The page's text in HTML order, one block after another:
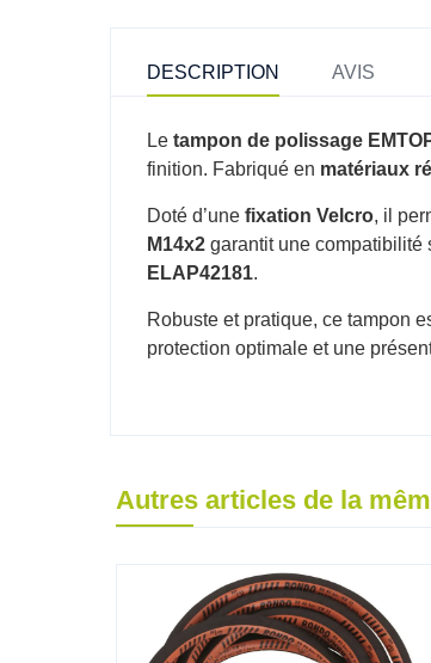
DESCRIPTION AVIS
Le tampon de polissage
finition. Fabriqué en matériaux
Doté d’une fixation Velcro, il
M14x2 garantit une compatibilité
ELAP42181.
Robuste et pratique, ce tampon
protection optimale et une
Autres articles de la